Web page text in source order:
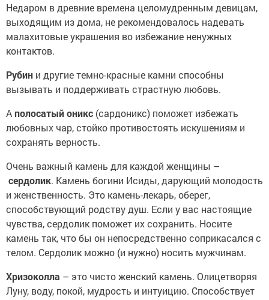
Недаром в древние времена целомудренным девицам,
выходящим из дома, не рекомендовалось надевать
малахитовые украшения во избежание ненужных
контактов.
Рубин и другие темно-красные камни способны
вызывать и поддерживать страстную любовь.
Аполосатый оникс (сардоникс) поможет избежать
любовных чар, стойко противостоять искушениям и
сохранять верность.
Очень важный камень для каждой женщины –
сердолик. Камень богини Исиды, дарующий молодость
и женственность. Это камень-лекарь, оберег,
способствующий родству душ. Если у вас настоящие
чувства, сердолик поможет их сохранить. Носите
камень так, что бы он непосредственно соприкасался с
телом. Сердолик можно (и нужно) носить мужчинам.
Хризоколла – это чисто женский камень. Олицетворяя
Луну, воду, покой, мудрость и интуицию. Способствует